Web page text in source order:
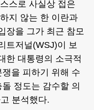
스로 사실상 접은
지 않는 한 이란과
장을 그가 최근 참모
트저널(WSJ)이 보
한 대통령의 소극적
을 피하기 위해 수
정도는 감수할 의
분석했다.